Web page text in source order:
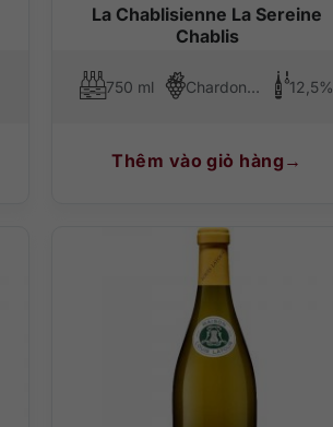
La Chablisienne La Sereine
Chablis
750 ml Chardonnay 12,5%
Thêm vào giỏ hàng